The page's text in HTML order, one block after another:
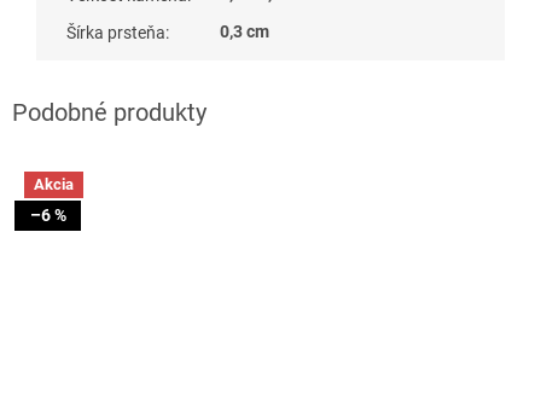
Šírka prsteňa: 0,3 cm
Akcia
–6 %